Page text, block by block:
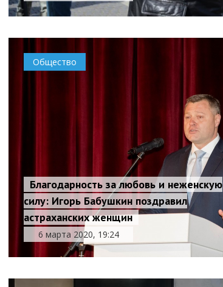
Общество
Благодарность за любовь и неженскую
силу: Игорь Бабушкин поздравил
астраханских женщин
6 марта 2020, 19:24